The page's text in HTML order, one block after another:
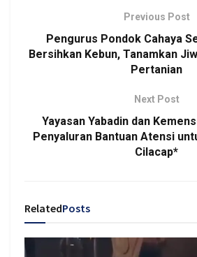
Previous Post
Pengurus Pondok Cahaya
Bersihkan Kebun, Tanamkan
Pertanian
Next Post
Yayasan Yabadin dan
Penyaluran Bantuan Atensi
Cilacap*
RelatedPosts